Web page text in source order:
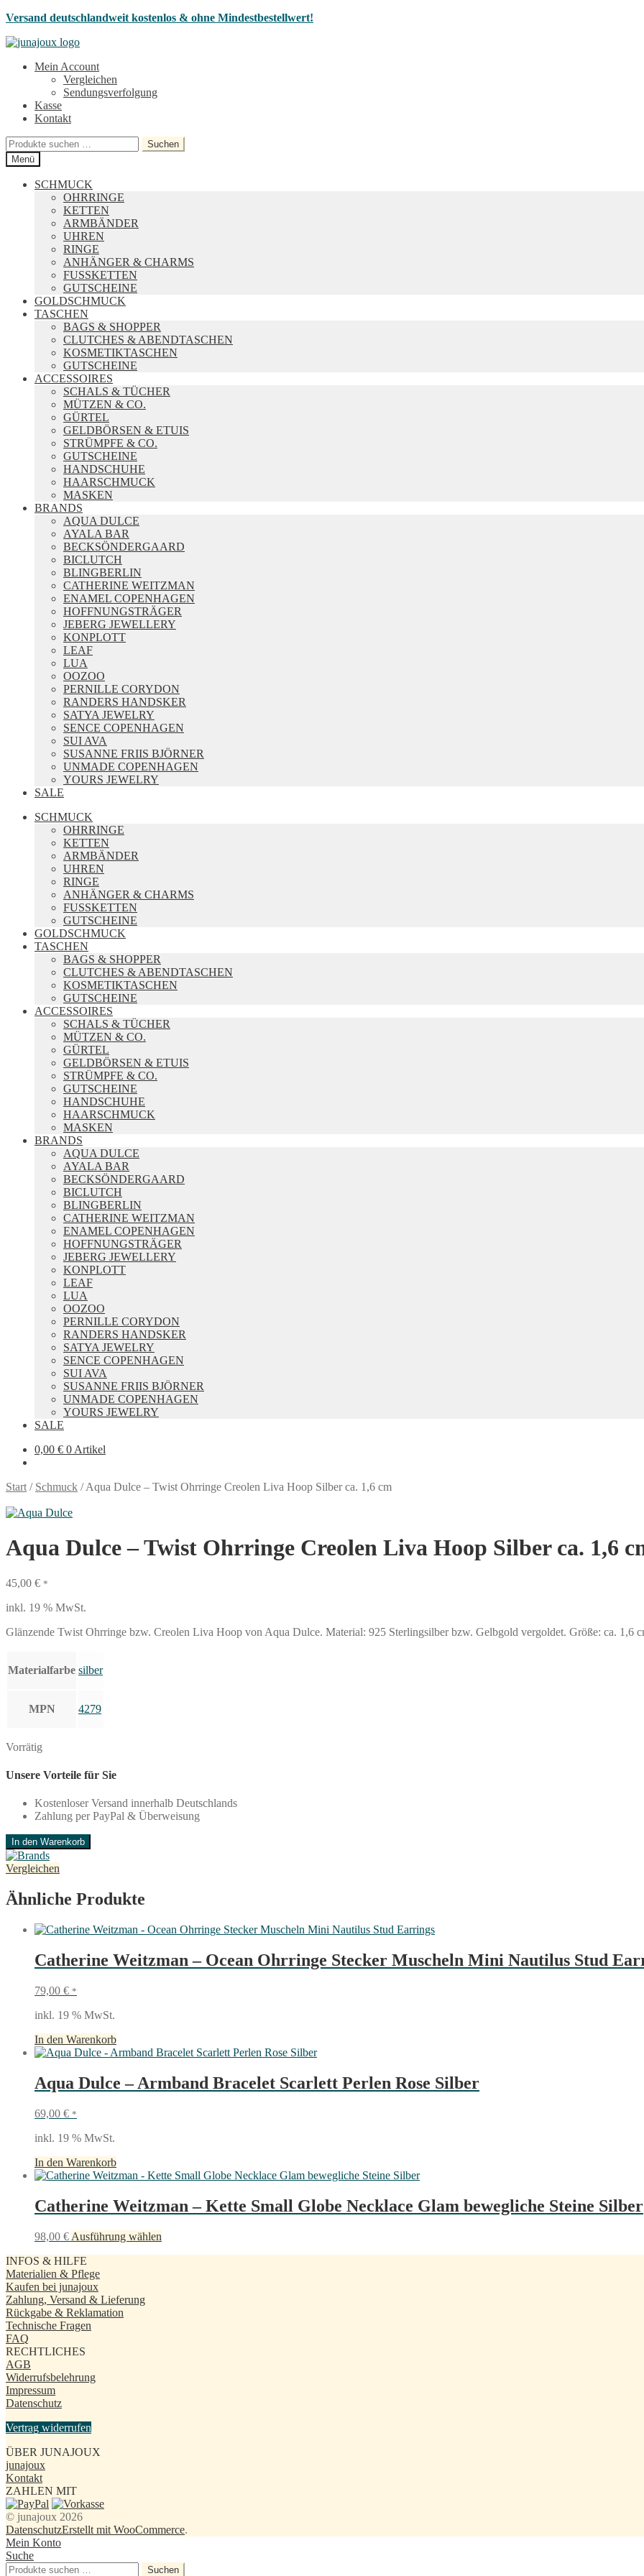
Versand deutschlandweit kostenlos & ohne Mindestbestellwert!
Zur
springen
Zum
springenMein Account
Vergleichen
Sendungsverfolgung
Kasse
Kontakt
Suchen
nach:
Suchen
Menü
SCHMUCK
OHRRINGE
KETTEN
ARMBÄNDER
UHREN
RINGE
ANHÄNGER & CHARMS
FUSSKETTEN
GUTSCHEINE
GOLDSCHMUCK
TASCHEN
BAGS & SHOPPER
CLUTCHES & ABENDTASCHEN
KOSMETIKTASCHEN
GUTSCHEINE
ACCESSOIRES
SCHALS & TÜCHER
MÜTZEN & CO.
GÜRTEL
GELDBÖRSEN & ETUIS
STRÜMPFE & CO.
GUTSCHEINE
HANDSCHUHE
HAARSCHMUCK
MASKEN
BRANDS
AQUA DULCE
AYALA BAR
BECKSÖNDERGAARD
BICLUTCH
BLINGBERLIN
CATHERINE WEITZMAN
ENAMEL COPENHAGEN
HOFFNUNGSTRÄGER
JEBERG JEWELLERY
KONPLOTT
LEAF
LUA
OOZOO
PERNILLE CORYDON
RANDERS HANDSKER
SATYA JEWELRY
SENCE COPENHAGEN
SUI AVA
SUSANNE FRIIS BJÖRNER
UNMADE COPENHAGEN
YOURS JEWELRY
SALE
SCHMUCK
OHRRINGE
KETTEN
ARMBÄNDER
UHREN
RINGE
ANHÄNGER & CHARMS
FUSSKETTEN
GUTSCHEINE
GOLDSCHMUCK
TASCHEN
BAGS & SHOPPER
CLUTCHES & ABENDTASCHEN
KOSMETIKTASCHEN
GUTSCHEINE
ACCESSOIRES
SCHALS & TÜCHER
MÜTZEN & CO.
GÜRTEL
GELDBÖRSEN & ETUIS
STRÜMPFE & CO.
GUTSCHEINE
HANDSCHUHE
HAARSCHMUCK
MASKEN
BRANDS
AQUA DULCE
AYALA BAR
BECKSÖNDERGAARD
BICLUTCH
BLINGBERLIN
CATHERINE WEITZMAN
ENAMEL COPENHAGEN
HOFFNUNGSTRÄGER
JEBERG JEWELLERY
KONPLOTT
LEAF
LUA
OOZOO
PERNILLE CORYDON
RANDERS HANDSKER
SATYA JEWELRY
SENCE COPENHAGEN
SUI AVA
SUSANNE FRIIS BJÖRNER
UNMADE COPENHAGEN
YOURS JEWELRY
SALE
0,00 € 0 Artikel
Start / Schmuck /Aqua Dulce – Twist Ohrringe Creolen Liva Hoop Silber ca. 1,6 cm
Aqua Dulce – Twist Ohrringe Creolen Liva Hoop Silber ca. 1,6
45,00 € *
inkl. 19 % MwSt.
Glänzende Twist Ohrringe bzw. Creolen Liva Hoop von Aqua Dulce. Material: 925 Sterlingsilber bzw. Gelbgold vergoldet. Größe: ca. 1,6
Materialfarbe silber
MPN 4279
Vorrätig
Unsere Vorteile für Sie
Kostenloser Versand innerhalb Deutschlands
Zahlung per PayPal & Überweisung
Aqua
Dulce
-
Twist
Ohrringe
Creolen
Hoop
Menge
In den Warenkorb
Vergleichen
Ähnliche Produkte
Catherine Weitzman – Ocean Ohrringe Stecker Muscheln Mini Nautilus Stud
79,00 € *
inkl. 19 % MwSt.
In den Warenkorb
Aqua Dulce – Armband Bracelet Scarlett Perlen Rose Silber
69,00 € *
inkl. 19 % MwSt.
In den Warenkorb
Catherine Weitzman – Kette Small Globe Necklace Glam bewegliche Steine Silber
98,00 € Ausführung wählen
INFOS & HILFE
Materialien & Pflege
Kaufen bei junajoux
Zahlung, Versand & Lieferung
Rückgabe & Reklamation
Technische Fragen
FAQ
RECHTLICHES
AGB
Widerrufsbelehrung
Impressum
Datenschutz
Vertrag widerrufen
ÜBER JUNAJOUX
junajoux
Kontakt
ZAHLEN MIT
© junajoux 2026
DatenschutzErstellt mit WooCommerce.
Mein Konto
Suche
Suchen
Suchen